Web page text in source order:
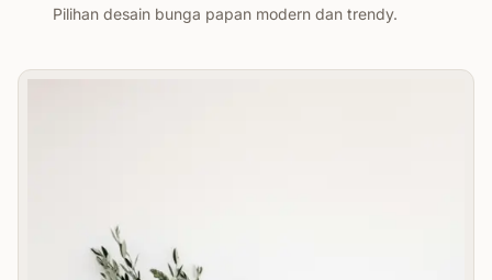
Pilihan desain bunga papan modern dan trendy.